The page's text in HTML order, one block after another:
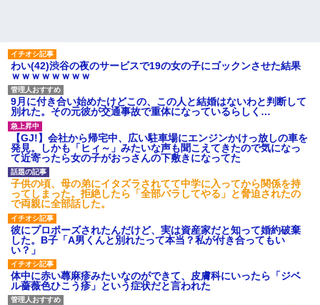
わい(42)渋谷の夜のサービスで19の女の子にゴックンさせた結果
ｗｗｗｗｗｗｗｗ
9月に付き合い始めたけどこの、この人と結婚はないわと判断して
別れた。その元彼が交通事故で重体になっているらしく…
【GJ!】会社から帰宅中、広い駐車場にエンジンかけっ放しの車を
発見。しかも「ヒィ～」みたいな声も聞こえてきたので気になっ
て近寄ったら女の子がおっさんの下敷きになってた
子供の頃、母の弟にイタズラされてて中学に入ってから関係を持
ってしまった。拒絶したら「全部バラしてやる」と脅迫されたの
で両親に全部話した。
彼にプロポーズされたんだけど、実は資産家だと知って婚約破棄
した。B子「A男くんと別れたって本当？私が付き合ってもい
い？」
体中に赤い蕁麻疹みたいなのができて、皮膚科にいったら「ジベ
ル薔薇色ひこう疹」という症状だと言われた